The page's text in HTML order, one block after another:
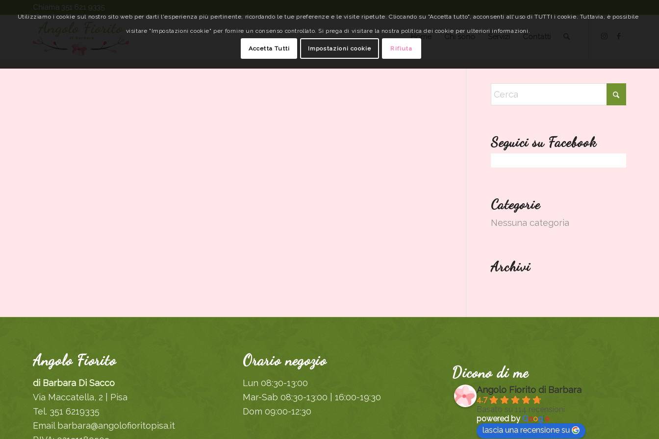
Chiama 351 621 9335
Home Chi sono
Seguici su Facebook
Categorie
Nessuna categoria
Archivi
Angolo Fiorito
di Barbara Di Sacco
Via Maccatella, 2 | Pisa
Tel. 351 6219335
Email barbara@angolofioritopisa.it
Orario negozio
Lun 08:30-13:00
Mar-Sab 08:30-13:00 | 16:00-19:30
Dom 09:00-12:30
Dicono di me
Angolo Fiorito di Barbara
4.7
Basato su 114 recensioni
powered byGoogle
lascia una recensione su
Utilizziamo i cookie sul nostro sito web per darti l'esperienza più pertinente, ricordando le tue preferenze e le visite ripetute. Cliccando su "Accetta tutto", acconsenti all'uso di TUTTI i cookie. Tuttavia, è possibile
visitare "Impostazioni cookie" per fornire un consenso controllato. Si prega di visitare la nostra politica dei cookie per ulteriori informazioni.
Accetta Tutti Impostazioni cookie Rifiuta